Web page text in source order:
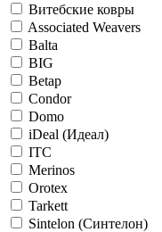
Витебские ковры
Associated Weavers
Balta
BIG
Betap
Condor
Domo
iDeal (Идеал)
ITC
Merinos
Orotex
Tarkett
Sintelon (Синтелон)